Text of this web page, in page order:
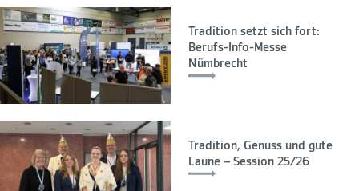
Tradition setzt sich fort:
Berufs-Info-Messe
Nümbrecht
Tradition, Genuss und gute
Laune – Session 25/26